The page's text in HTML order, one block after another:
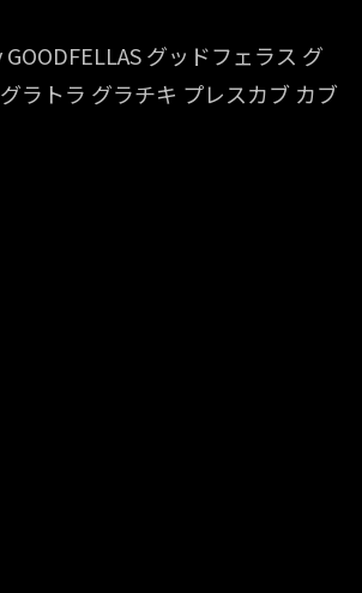
グッドフェラス グ
ラトラ グラチキ プレスカブ カブ